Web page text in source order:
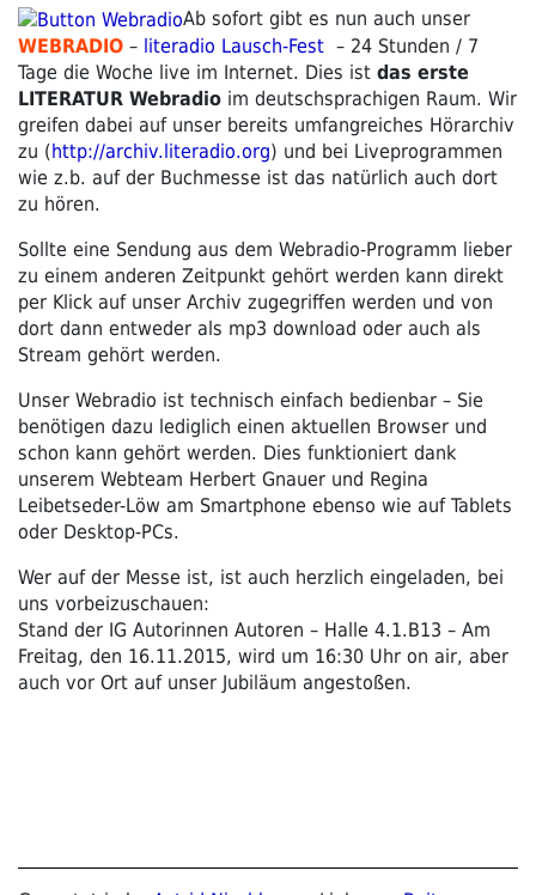
Ab sofort gibt es nun auch unser
WEBRADIO – literadio Lausch-Fest – 24 Stunden / 7
Tage die Woche live im Internet. Dies ist das erste
LITERATUR Webradio im deutschsprachigen Raum. Wir
greifen dabei auf unser bereits umfangreiches Hörarchiv
zu (http://archiv.literadio.org) und bei Liveprogrammen
wie z.b. auf der Buchmesse ist das natürlich auch dort
zu hören.
Sollte eine Sendung aus dem Webradio-Programm lieber
zu einem anderen Zeitpunkt gehört werden kann direkt
per Klick auf unser Archiv zugegriffen werden und von
dort dann entweder als mp3 download oder auch als
Stream gehört werden.
Unser Webradio ist technisch einfach bedienbar – Sie
benötigen dazu lediglich einen aktuellen Browser und
schon kann gehört werden. Dies funktioniert dank
unserem Webteam Herbert Gnauer und Regina
Leibetseder-Löw am Smartphone ebenso wie auf Tablets
oder Desktop-PCs.
Wer auf der Messe ist, ist auch herzlich eingeladen, bei
uns vorbeizuschauen:
Stand der IG Autorinnen Autoren – Halle 4.1.B13 – Am
Freitag, den 16.11.2015, wird um 16:30 Uhr on air, aber
auch vor Ort auf unser Jubiläum angestoßen.